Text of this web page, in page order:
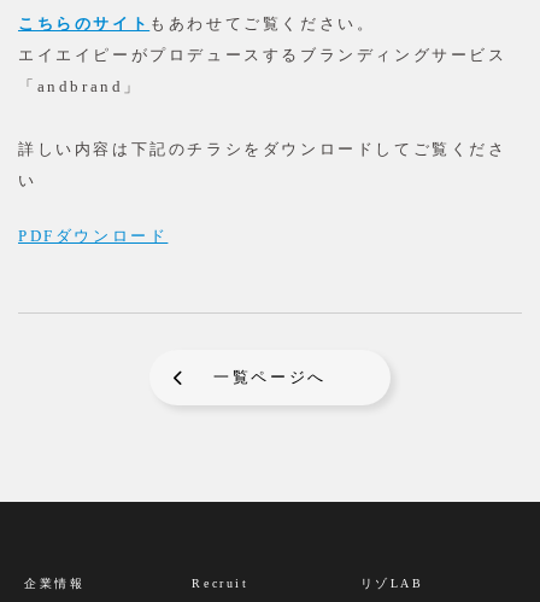
こちらのサイト もあわせてご覧ください。
エイエイピーがプロデュースするブランディングサービス
「andbrand」
詳しい内容は下記のチラシをダウンロードしてご覧くださ
い
PDFダウンロード
一覧ページへ
企業情報 Recruit リゾLAB